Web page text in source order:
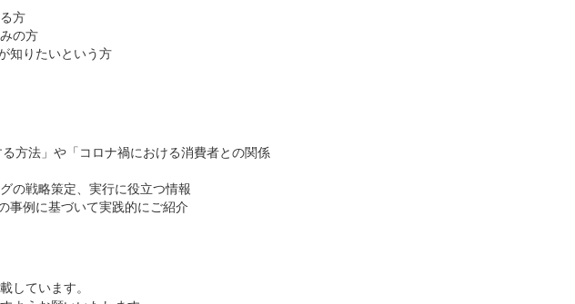
方
の方
知りたいという方
方法」や「コロナ禍における消費者との関係
の戦略策定、実行に役立つ情報
事例に基づいて実践的にご紹介
しています。